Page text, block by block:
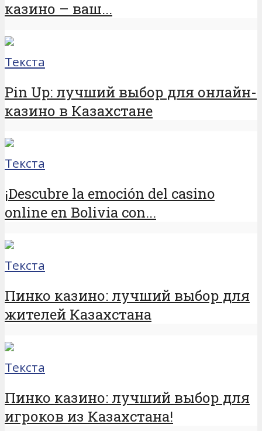
казино – ваш...
Текста
Pin Up: лучший выбор для онлайн-
казино в Казахстане
Текста
¡Descubre la emoción del casino
online en Bolivia con...
Текста
Пинко казино: лучший выбор для
жителей Казахстана
Текста
Пинко казино: лучший выбор для
игроков из Казахстана!